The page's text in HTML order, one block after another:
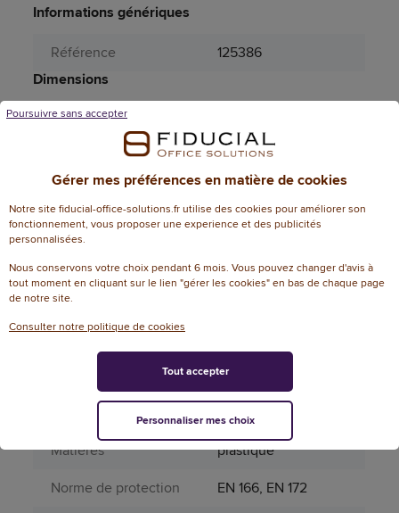
Informations génériques
Référence
125386
Dimensions
Aucune dimension n'est disponible pour ce
Aérosol
Non
Coloris monture
Couleur (sauvegarde
PRO185)
gris
Couleur verre teinté
125386_fs_fr
Matière principale
Plastique
Matières
plastique
Norme de protection
EN 166, EN 172
Gérer mes préférences en matière de cookies
Notre site fiducial-office-solutions.fr utilise des cookies pour améliorer son
fonctionnement, vous proposer une experience et des publicités
personnalisées.
Nous conservons votre choix pendant 6 mois. Vous pouvez changer d'avis à
tout moment en cliquant sur le lien "gérer les cookies" en bas de chaque page
de notre site.
Consulter notre politique de cookies
Poursuivre sans accepter
Personnaliser mes choix
Tout accepter